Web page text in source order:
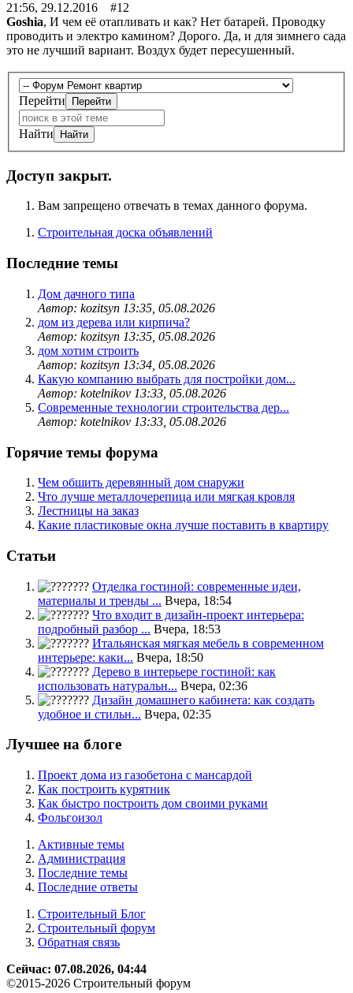
21:56, 29.12.2016 #12
Goshia, И чем её отапливать и как? Нет батарей. Проводку
проводить и электро камином? Дорого. Да, и для зимнего сада
это не лучший вариант. Воздух будет пересушенный.
Перейти
Найти
Доступ закрыт.
Вам запрещено отвечать в темах данного форума.
Строительная доска объявлений
Последние темы
Дом дачного типа
Автор: kozitsyn 13:35, 05.08.2026
дом из дерева или кирпича?
Автор: kozitsyn 13:35, 05.08.2026
дом хотим строить
Автор: kozitsyn 13:34, 05.08.2026
Какую компанию выбрать для постройки дом...
Автор: kotelnikov 13:33, 05.08.2026
Современные технологии строительства дер...
Автор: kotelnikov 13:33, 05.08.2026
Горячие темы форума
Чем обшить деревянный дом снаружи
Что лучше металлочерепица или мягкая кровля
Лестницы на заказ
Какие пластиковые окна лучше поставить в квартиру
Статьи
Отделка гостиной: современные идеи,
материалы и тренды ... Вчера, 18:54
Что входит в дизайн-проект интерьера:
подробный разбор ... Вчера, 18:53
Итальянская мягкая мебель в современном
интерьере: каки... Вчера, 18:50
Дерево в интерьере гостиной: как
использовать натуральн... Вчера, 02:36
Дизайн домашнего кабинета: как создать
удобное и стильн... Вчера, 02:35
Лучшее на блоге
Проект дома из газобетона с мансардой
Как построить курятник
Как быстро построить дом своими руками
Фольгоизол
Активные темы
Администрация
Последние темы
Последние ответы
Строительный Блог
Строительный форум
Обратная связь
Сейчас: 07.08.2026, 04:44
©2015-2026 Строительный форум